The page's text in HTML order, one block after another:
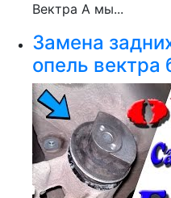
Вектра А мы...
Замена
опель вектра